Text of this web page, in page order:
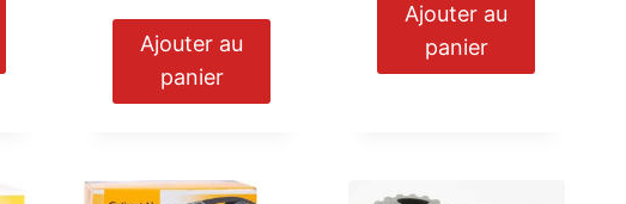
Ajouter au
panier
Ajouter au
panier